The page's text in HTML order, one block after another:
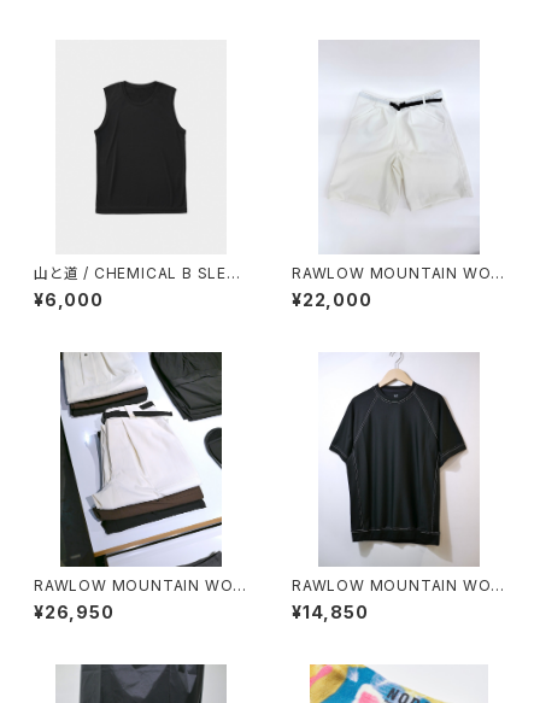
山と道 / CHEMICAL B SLEEV
ELESS（MEN）
¥6,000
RAWLOW MOUNTAIN WOR
KS / HIKER GURKHA PANTS
¥22,000
RAWLOW MOUNTAIN WOR
KS / HIKER BAKER PANTS
¥26,950
RAWLOW MOUNTAIN WOR
KS / DAD LITE CREW
¥14,850